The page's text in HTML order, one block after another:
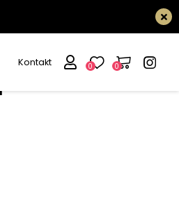
Kontakt 0 0